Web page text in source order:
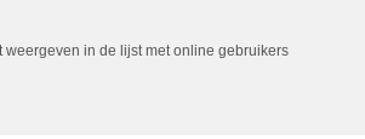
weergeven in de lijst met online gebruikers